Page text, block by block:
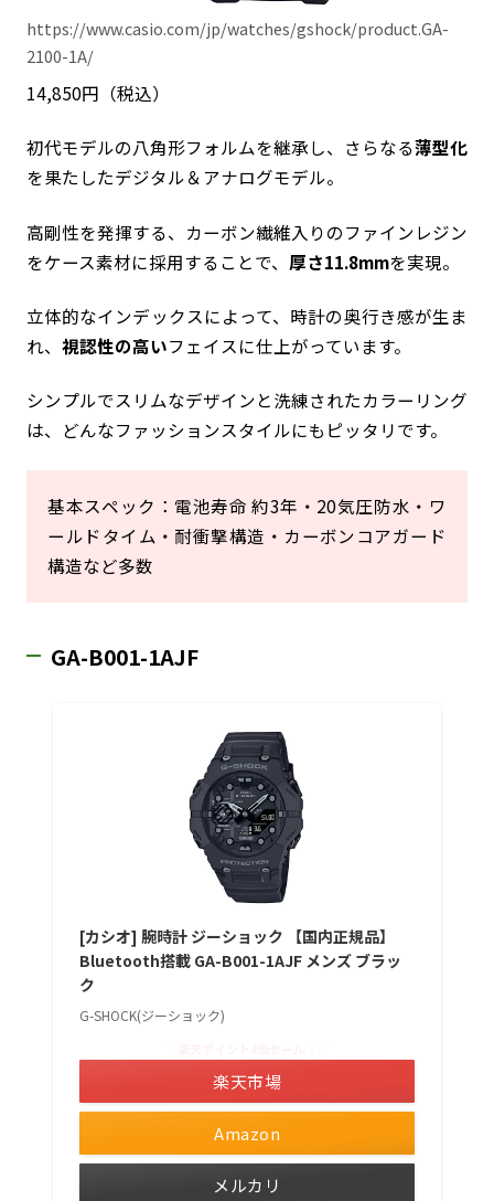
https://www.casio.com/jp/watches/gshock/product.GA-
2100-1A/
14,850円（税込）
初代モデルの八角形フォルムを継承し、さらなる薄型化
を果たしたデジタル＆アナログモデル。
高剛性を発揮する、カーボン繊維入りのファインレジン
をケース素材に採用することで、 厚さ11.8mmを実現。
立体的なインデックスによって、時計の奥行き感が生ま
れ、 視認性の高いフェイスに仕上がっています。
シンプルでスリムなデザインと洗練されたカラーリング
は、どんなファッションスタイルにもピッタリです。
基本スペック：電池寿命 約3年・20気圧防水・ワ
ールドタイム・耐衝撃構造・カーボンコアガード
構造など多数
GA-B001-1AJF
[カシオ] 腕時計 ジーショック 【国内正規品】
Bluetooth搭載 GA-B001-1AJF メンズ ブラッ
ク
G-SHOCK(ジーショック)
Amazon
楽天市場
メルカリ